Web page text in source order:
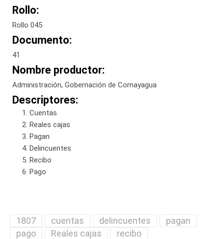
Rollo:
Rollo 045
Documento:
41
Nombre productor:
Administración, Gobernación de Comayagua
Descriptores:
Cuentas
Reales cajas
Pagan
Delincuentes
Recibo
Pago
1807 cuentas delincuentes
pagan
pago
Reales cajas recibo